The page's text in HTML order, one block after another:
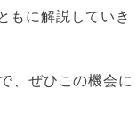
もに解説していき
、ぜひこの機会に